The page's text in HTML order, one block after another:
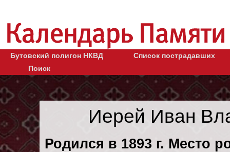
Бутовский полигон НКВД
Список пострадавших
Поиск
Иерей Иван
Родился в 1893 г. Место